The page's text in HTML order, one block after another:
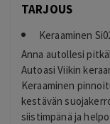
TARJOUS
Keraaminen
Anna autollesi
Autoasi Viikin
Keraaminen
kestävän
siistimpänä ja